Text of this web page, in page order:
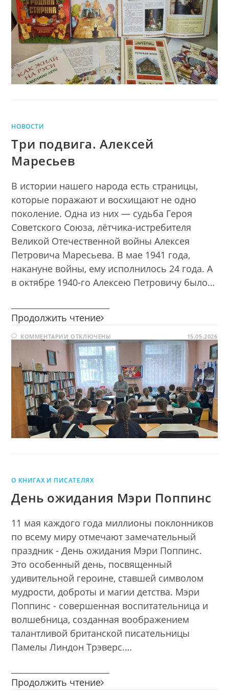
ДОМА
НОВОСТИ
Три подвига. Алексей
Маресьев
В истории нашего народа есть страницы,
которые поражают и восхищают не одно
поколение. Одна из них — судьба Героя
Советского Союза, лётчика-истребителя
Великой Отечественной войны Алексея
Петровича Маресьева. В мае 1941 года,
накануне войны, ему исполнилось 24 года. А
в октябре 1940-го Алексею Петровичу было…
Продолжить чтение Три
Алексей
Маресьев
КОММЕНТАРИИ К
ЗАПИСИ
ТРИ
ПОДВИГА.
АЛЕКСЕЙ
МАРЕСЬЕВ
ОТКЛЮЧЕНЫ 15.05.2026
О КНИГАХ И ПИСАТЕЛЯХ
День ожидания Мэри Поппинс
11 мая каждого года миллионы поклонников
по всему миру отмечают замечательный
праздник - День ожидания Мэри Поппинс.
Это особенный день, посвященный
удивительной героине, ставшей символом
мудрости, доброты и магии детства. Мэри
Поппинс - совершенная воспитательница и
волшебница, созданная воображением
талантливой британской писательницы
Памелы Линдон Трэверс.…
Продолжить чтение День